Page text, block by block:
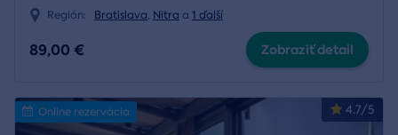
Región: Bratislava, Nitra a 1 ďalší
89,00 € Zobraziť detail
4.7/5
Online rezervácia